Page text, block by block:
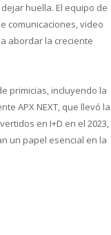
huella. El equipo de
comunicaciones, video
abordar la creciente
primicias, incluyendo la
APX NEXT, que llevó
en I+D en el 2023,
un papel esencial en la